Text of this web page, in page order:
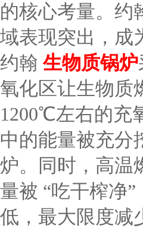
的核心考量。约
域表现突出，成
约翰生物质锅炉
氧化区让生物质
1200℃左右的充
中的能量被充分
炉。同时，高温
量被 “吃干榨净
低，最大限度减